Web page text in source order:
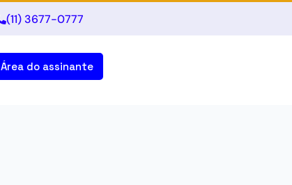
(11) 3677-0777
Área do assinante